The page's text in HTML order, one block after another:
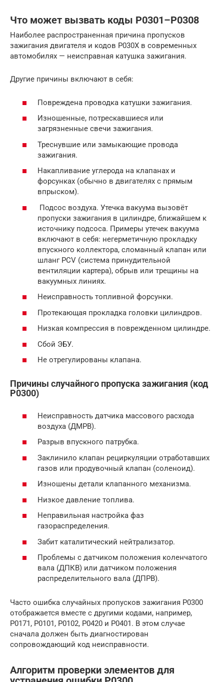
Что может вызвать коды P0301–P0308
Наиболее распространенная причина пропусков
зажигания двигателя и кодов P030X в современных
автомобилях — неисправная катушка зажигания.
Другие причины включают в себя:
Повреждена проводка катушки зажигания.
Изношенные, потрескавшиеся или
загрязненные свечи зажигания.
Треснувшие или замыкающие провода
зажигания.
Накапливание углерода на клапанах и
форсунках (обычно в двигателях с прямым
впрыском).
Подсос воздуха. Утечка вакуума вызовёт
пропуски зажигания в цилиндре, ближайшем к
источнику подсоса. Примеры утечек вакуума
включают в себя: негерметичную прокладку
впускного коллектора, сломанный клапан или
шланг PCV (система принудительной
вентиляции картера), обрыв или трещины на
вакуумных линиях.
Неисправность топливной форсунки.
Протекающая прокладка головки цилиндров.
Низкая компрессия в поврежденном цилиндре.
Сбой ЭБУ.
Не отрегулированы клапана.
Причины случайного пропуска зажигания (код
P0300)
Неисправность датчика массового расхода
воздуха (ДМРВ).
Разрыв впускного патрубка.
Заклинило клапан рециркуляции отработавших
газов или продувочный клапан (соленоид).
Изношены детали клапанного механизма.
Низкое давление топлива.
Неправильная настройка фаз
газораспределения.
Забит каталитический нейтрализатор.
Проблемы с датчиком положения коленчатого
вала (ДПКВ) или датчиком положения
распределительного вала (ДПРВ).
Часто ошибка случайных пропусков зажигания P0300
отображается вместе с другими кодами, например,
P0171, P0101, P0102, P0420 и P0401. В этом случае
сначала должен быть диагностирован
сопровождающий код неисправности.
Алгоритм проверки элементов для